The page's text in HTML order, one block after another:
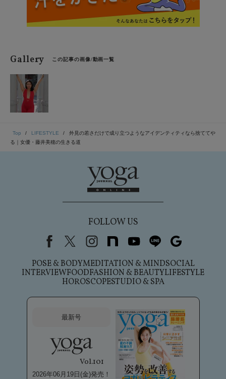
Gallery この記事の画像/動画一覧
Top LIFESTYLE
外見の若さだけで成り立つようなアイデンティティなら捨ててや
る｜女優・藤井美穂の生きる道
FOLLOW US
FacebookX（旧Twitter）
instagram
note youtubeline
POSE & BODYMEDITATION & MINDSOCIAL
INTERVIEWFOODFASHION & BEAUTYLIFESTYLE
HOROSCOPESTUDIO & SPA
最新号
Vol.101
2026年06月19日(金)発売！